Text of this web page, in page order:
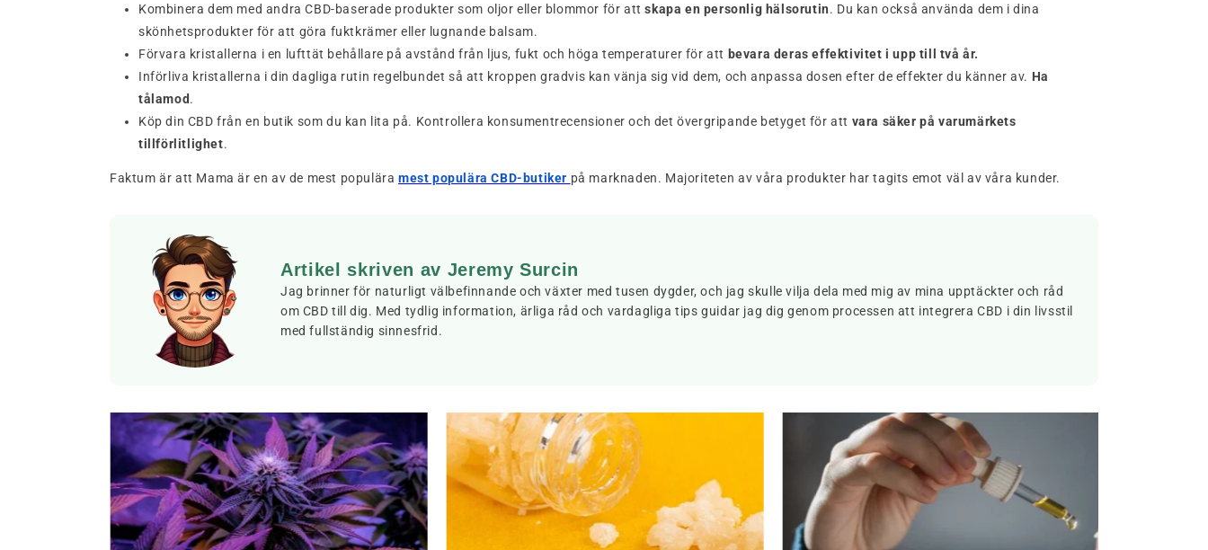
Kombinera dem med andra CBD-baserade produkter som oljor eller blommor för att skapa en personlig hälsorutin. Du kan också använda dem i dina
skönhetsprodukter för att göra fuktkrämer eller lugnande balsam.
Förvara kristallerna i en lufttät behållare på avstånd från ljus, fukt och höga temperaturer för att bevara deras effektivitet i upp till två år.
Införliva kristallerna i din dagliga rutin regelbundet så att kroppen gradvis kan vänja sig vid dem, och anpassa dosen efter de effekter du känner av. Ha
tålamod.
Köp din CBD från en butik som du kan lita på. Kontrollera konsumentrecensioner och det övergripande betyget för att vara säker på varumärkets
tillförlitlighet.
Faktum är att Mama är en av de mest populära mest populära CBD-butiker på marknaden. Majoriteten av våra produkter har tagits emot väl av våra kunder.
Artikel skriven av Jeremy Surcin
Jag brinner för naturligt välbefinnande och växter med tusen dygder, och jag skulle vilja dela med mig av mina upptäckter och råd
om CBD till dig. Med tydlig information, ärliga råd och vardagliga tips guidar jag dig genom processen att integrera CBD i din livsstil
med fullständig sinnesfrid.